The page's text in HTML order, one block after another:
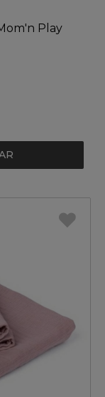
Play